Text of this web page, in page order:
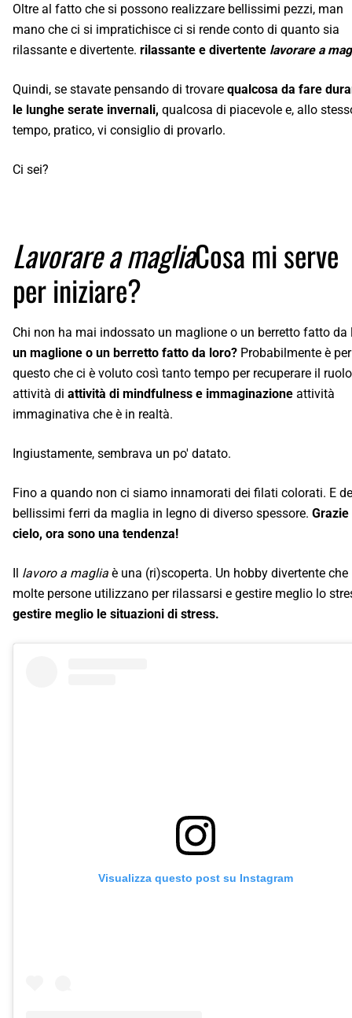
Oltre al fatto che si possono realizzare bellissimi pezzi, man
mano che ci si impratichisce ci si rende conto di quanto sia
rilassante e divertente. rilassante e divertente lavorare a
Quindi, se stavate pensando di trovare qualcosa da fare
le lunghe serate invernali, qualcosa di piacevole e, allo
tempo, pratico, vi consiglio di provarlo.
Ci sei?
Lavorare a magliaCosa mi serve
per iniziare?
Chi non ha mai indossato un maglione o un berretto fatto da
un maglione o un berretto fatto da loro? Probabilmente è per
questo che ci è voluto così tanto tempo per recuperare il
attività di attività di mindfulness e immaginazione attività
immaginativa che è in realtà.
Ingiustamente, sembrava un po' datato.
Fino a quando non ci siamo innamorati dei filati colorati. E
bellissimi ferri da maglia in legno di diverso spessore. Grazie
cielo, ora sono una tendenza!
Il lavoro a maglia è una (ri)scoperta. Un hobby divertente che
molte persone utilizzano per rilassarsi e gestire meglio lo
gestire meglio le situazioni di stress.
Visualizza questo post su Instagram